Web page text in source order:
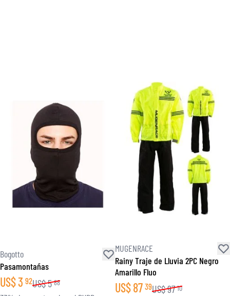
Bogotto
Pasamontañas
US$3 92US$5 88
MUGENRACE
Rainy Traje de Lluvia 2PC Negro
Amarillo Fluo
US$87 39US$97 10